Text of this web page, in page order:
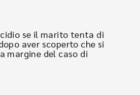
se il marito tenta di
aver scoperto che si
margine del caso di